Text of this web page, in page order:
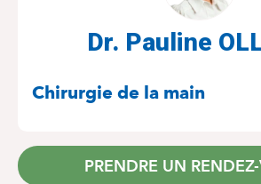
Dr. Pauline
Chirurgie de la main
PRENDRE UN